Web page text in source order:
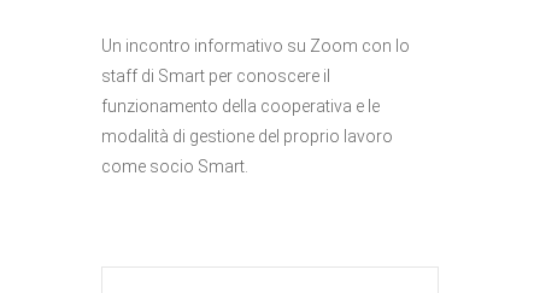
Un incontro informativo su Zoom con lo
staff di Smart per conoscere il
funzionamento della cooperativa e le
modalità di gestione del proprio lavoro
come socio Smart.